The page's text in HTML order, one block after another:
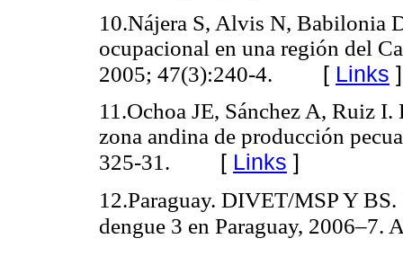
10.Nájera S, Alvis N, Babilonia
ocupacional en una región del
2005; 47(3):240-4. [ Links ]
11.Ochoa JE, Sánchez A, Ruiz
zona andina de producción
325-31. [ Links ]
12.Paraguay. DIVET/MSP Y
dengue 3 en Paraguay, 2006–7.